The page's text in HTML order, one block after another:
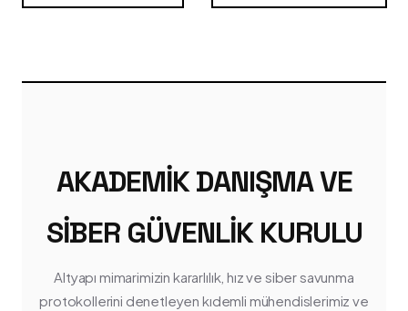
AKADEMIK DANIŞMA VE
SIBER GÜVENLIK KURULU
Altyapı mimarimizin kararlılık, hız ve siber savunma
protokollerini denetleyen kıdemli mühendislerimiz ve